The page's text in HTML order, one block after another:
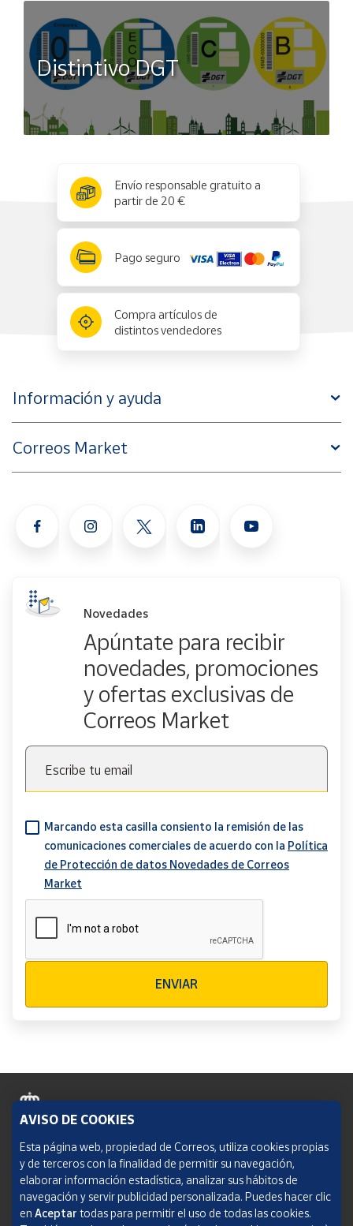
Distintivo DGT
Envío responsable gratuito a
partir de 20 €
Pago seguro
Compra artículos de
distintos vendedores
Información y ayuda
Correos Market
Novedades
Apúntate para recibir
novedades, promociones
y ofertas exclusivas de
Correos Market
Escribe tu email
Marcando esta casilla consiento la remisión de las
comunicaciones comerciales de acuerdo con la Política
de Protección de datos Novedades de Correos
Market
ENVIAR
Política de cookies
Aviso legal
Condiciones del servicio
AVISO DE COOKIES
Esta página web, propiedad de Correos, utiliza cookies propias
y de terceros con la finalidad de permitir su navegación,
elaborar información estadística, analizar sus hábitos de
navegación y servir publicidad personalizada. Puedes hacer clic
en Aceptar todas para permitir el uso de todas las cookies.